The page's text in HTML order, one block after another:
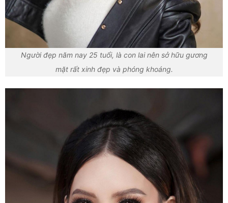
Người đẹp năm nay 25 tuổi, là con lai nên sở hữu gương
mặt rất xinh đẹp và phóng khoáng.